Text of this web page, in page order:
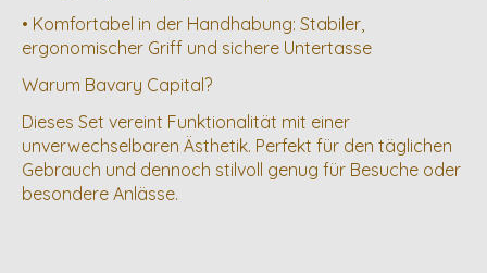
• Komfortabel in der Handhabung: Stabiler,
ergonomischer Griff und sichere Untertasse
Warum Bavary Capital?
Dieses Set vereint Funktionalität mit einer
unverwechselbaren Ästhetik. Perfekt für den täglichen
Gebrauch und dennoch stilvoll genug für Besuche oder
besondere Anlässe.